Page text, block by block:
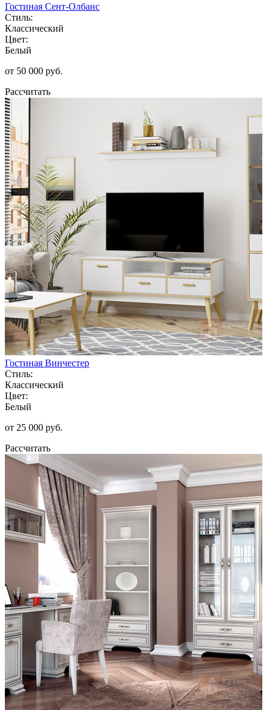
Гостиная Сент-Олбанс
Стиль:
Классический
Цвет:
Белый
от 50 000 руб.
Рассчитать
Гостиная Винчестер
Стиль:
Классический
Цвет:
Белый
от 25 000 руб.
Рассчитать